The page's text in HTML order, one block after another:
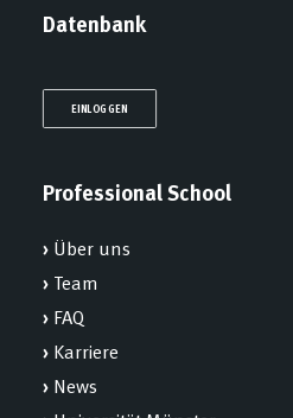
Datenbank
EINLOGGEN
Professional School
› Über uns
› Team
› FAQ
› Karriere
› News